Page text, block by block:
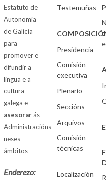
Estatuto de
Autonomía
de Galicia
para
promover e
difundir a
lingua e a
cultura
galega e
asesorarás
Administracións
neses
ámbitos
Enderezo:
Testemuñas
Presidencia
Comisión
executiva
Plenario
Seccións
Arquivos
Comisión
técnicas
Localización